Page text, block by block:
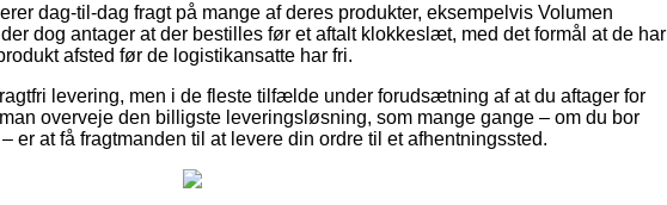
dag-til-dag fragt på mange af deres produkter, eksempelvis Volumen
dog antager at der bestilles før et aftalt klokkeslæt, med det formål at de har
afsted før de logistikansatte har fri.
levering, men i de fleste tilfælde under forudsætning af at du aftager for
overveje den billigste leveringsløsning, som mange gange – om du bor
er at få fragtmanden til at levere din ordre til et afhentningssted.